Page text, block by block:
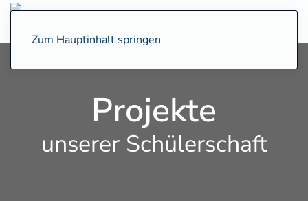
Zum Hauptinhalt springen
Projekte
unserer Schülerschaft